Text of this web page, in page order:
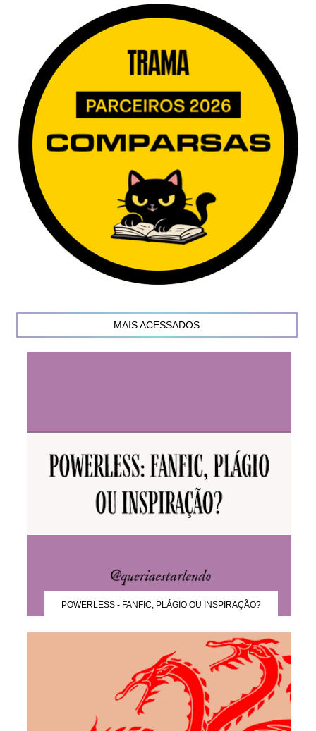
MAIS ACESSADOS
POWERLESS - FANFIC, PLÁGIO OU INSPIRAÇÃO?